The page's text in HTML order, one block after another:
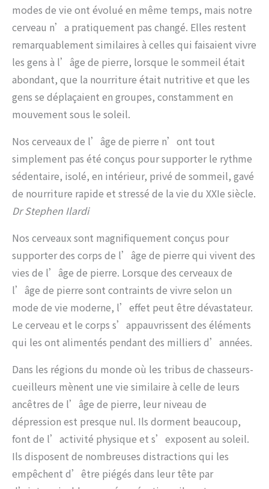
modes de vie ont évolué en même temps, mais notre
cerveau n’a pratiquement pas changé. Elles restent
remarquablement similaires à celles qui faisaient vivre
les gens à l’âge de pierre, lorsque le sommeil était
abondant, que la nourriture était nutritive et que les
gens se déplaçaient en groupes, constamment en
mouvement sous le soleil.
Nos cerveaux de l’âge de pierre n’ont tout
simplement pas été conçus pour supporter le rythme
sédentaire, isolé, en intérieur, privé de sommeil, gavé
de nourriture rapide et stressé de la vie du XXIe siècle.
Dr Stephen Ilardi
Nos cerveaux sont magnifiquement conçus pour
supporter des corps de l’âge de pierre qui vivent des
vies de l’âge de pierre. Lorsque des cerveaux de
l’âge de pierre sont contraints de vivre selon un
mode de vie moderne, l’effet peut être dévastateur.
Le cerveau et le corps s’appauvrissent des éléments
qui les ont alimentés pendant des milliers d’années.
Dans les régions du monde où les tribus de chasseurs-
cueilleurs mènent une vie similaire à celle de leurs
ancêtres de l’âge de pierre, leur niveau de
dépression est presque nul. Ils dorment beaucoup,
font de l’activité physique et s’exposent au soleil.
Ils disposent de nombreuses distractions qui les
empêchent d’être piégés dans leur tête par